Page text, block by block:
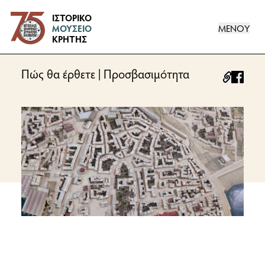
Logo
ΙΣΤΟΡΙΚΟ
ΜΟΥΣΕΙΟ
ΚΡΗΤΗΣ
ΜΕΝΟΥ
Πώς θα έρθετε | Προσβασιμότητα